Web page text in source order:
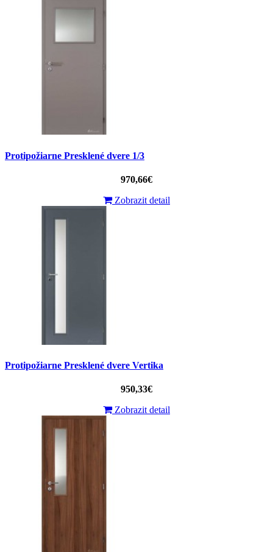
Protipožiarne Presklené dvere 1/3
970,66€
Zobrazit detail
Protipožiarne Presklené dvere Vertika
950,33€
Zobrazit detail